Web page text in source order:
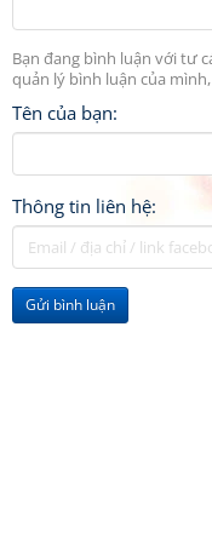
Bạn đang bình luận với tư
quản lý bình luận của
Tên của bạn:
Thông tin liên hệ:
Gửi bình luận